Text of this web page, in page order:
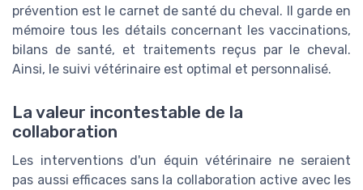
prévention est le carnet de santé du cheval. Il garde en
mémoire tous les détails concernant les vaccinations,
bilans de santé, et traitements reçus par le cheval.
Ainsi, le suivi vétérinaire est optimal et personnalisé.
La valeur incontestable de la
collaboration
Les interventions d'un équin vétérinaire ne seraient
pas aussi efficaces sans la collaboration active avec les